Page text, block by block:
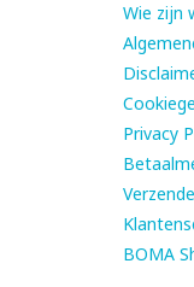
Wie zijn
Privacy
BOMA